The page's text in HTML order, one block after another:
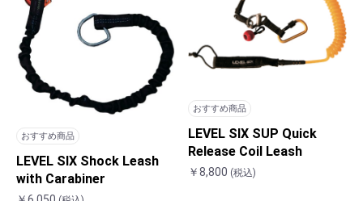
おすすめ商品
LEVEL SIX Shock Leash
with Carabiner
おすすめ商品
LEVEL SIX SUP Quick
Release Coil Leash
￥8,800 (税込)